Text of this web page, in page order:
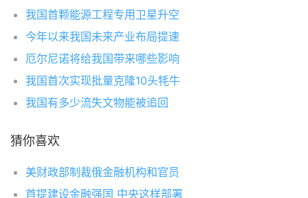
我国首颗能源工程专用卫星升空
今年以来我国未来产业布局提速
厄尔尼诺将给我国带来哪些影响
我国首次实现批量克隆10头牦牛
我国有多少流失文物能被追回
猜你喜欢
美财政部制裁俄金融机构和官员
首提建设金融强国 中央这样部署